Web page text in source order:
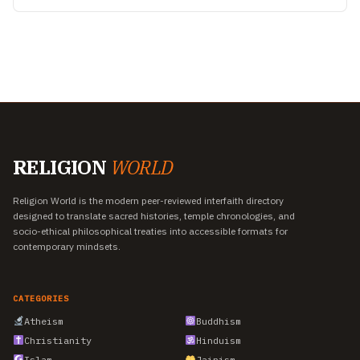
RELIGION WORLD
Religion World is the modern peer-reviewed interfaith directory
designed to translate sacred histories, temple chronologies, and
socio-ethical philosophical treaties into accessible formats for
contemporary mindsets.
CATEGORIES
Atheism
Buddhism
Christianity
Hinduism